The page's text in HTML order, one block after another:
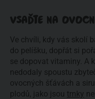
VSAĎTE NA
Ve chvíli, kdy vás skolí
do pelíšku, dopřát si
se dopovat vitaminy. A
nedodaly spoustu
ovocných šťávách a
plodů, jako jsou trnky